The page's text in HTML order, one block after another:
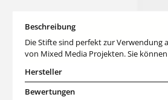
Beschreibung
Die Stifte sind perfekt zur Verwendung
von Mixed Media Projekten. Sie
Hersteller
Bewertungen